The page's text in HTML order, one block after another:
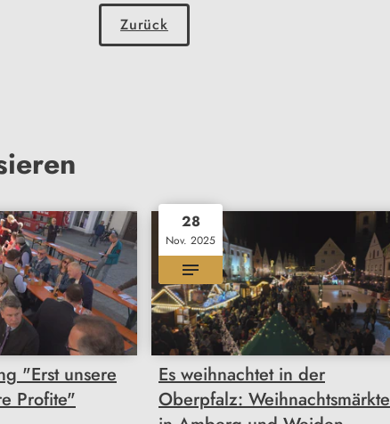
Zurück
"Erst unsere
Profite"
28
Nov. 2025
Es weihnachtet in der
Oberpfalz: Weihnachtsmärkte